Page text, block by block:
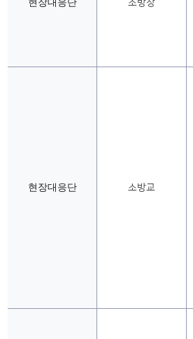
현장대응단 소방장
현장대응단 소방교